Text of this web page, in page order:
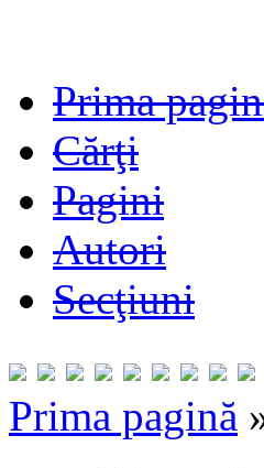
Prima
Cărţi
Pagini
Autori
Secţiuni
Prima pagină